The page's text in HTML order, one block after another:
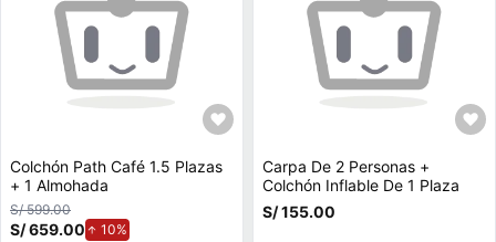
Colchón Path Café 1.5 Plazas
+ 1 Almohada
S/ 599.00
S/ 659.00 10%
Carpa De 2 Personas +
Colchón Inflable De 1 Plaza
S/ 155.00